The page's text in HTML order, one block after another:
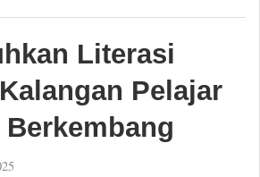
Literasi
Pelajar